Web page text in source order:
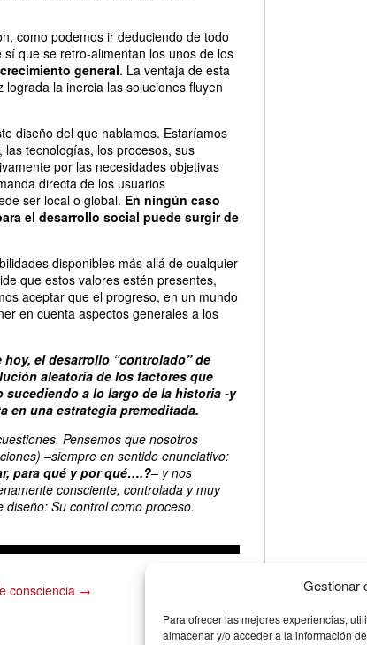
Gestionar
Para ofrecer las mejores experiencias,
almacenar y/o acceder a la información
como podemos ir deduciendo de todo
que se retro-alimentan los unos de los
general. La ventaja de esta
la inercia las soluciones fluyen
diseño del que hablamos. Estaríamos
tecnologías, los procesos, sus
por las necesidades objetivas
directa de los usuarios
ser local o global. En ningún caso
el desarrollo social puede surgir de
disponibles más allá de cualquier
que estos valores estén presentes,
aceptar que el progreso, en un mundo
en cuenta aspectos generales a los
el desarrollo “controlado” de
aleatoria de los factores que
a lo largo de la historia -y
en una estrategia premeditada.
Pensemos que nosotros
–siempre en sentido enunciativo:
para qué y por qué….?– y nos
consciente, controlada y muy
Su control como proceso.
consciencia →